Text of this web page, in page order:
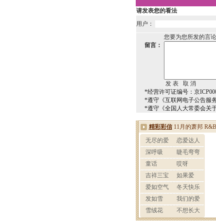
请发表您的看法
用户：
您要为您所发的言
留言：
*经营许可证编号：京
*遵守《互联网电子公告服
*遵守《全国人大常委会关